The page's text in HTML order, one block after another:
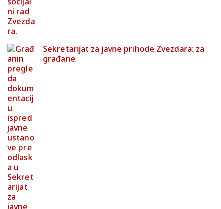
Sekretarijat za javne prihode Zvezdara: za
građane